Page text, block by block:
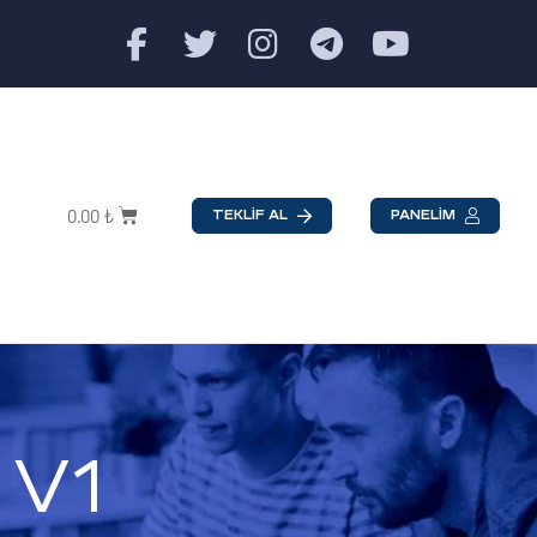
0.00 ₺ TEKLİF AL PANELİM